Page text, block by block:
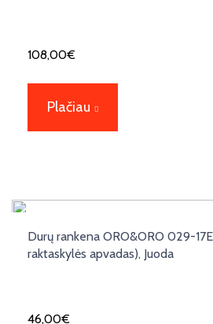
108,00€
Plačiau
Durų rankena ORO&ORO 029-
raktaskylės apvadas), Juoda
46,00€